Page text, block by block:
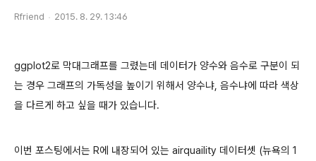
Rfriend 2015. 8. 29. 13:46
ggplot2로 막대그래프를 그렸는데 데이터가 양수와 음수로 구분이 되
는 경우 그래프의 가독성을 높이기 위해서 양수냐, 음수냐에 따라 색상
을 다르게 하고 싶을 때가 있습니다.
이번 포스팅에서는 R에 내장되어 있는 airquaility 데이터셋 (뉴욕의 1